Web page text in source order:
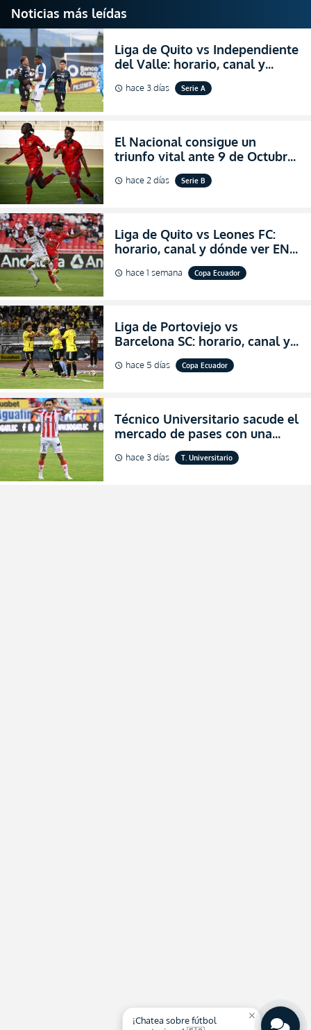
Noticias más leídas
Liga de Quito vs Independiente
del Valle: horario, canal y
dónde ver EN VIVO el
partidazo por la fecha 24 de la
schedule hace 3 días Serie A
El Nacional consigue un
triunfo vital ante 9 de Octubre
para encender la fe en la
salvación
schedule hace 2 días Serie B
Liga de Quito vs Leones FC:
horario, canal y dónde ver EN
VIVO los octavos de final de la
Copa Ecuador 2026
schedule hace 1 semana Copa Ecuador
Liga de Portoviejo vs
Barcelona SC: horario, canal y
dónde ver EN VIVO los octavos
de final de la Copa Ecuador
schedule hace 5 días Copa Ecuador
Técnico Universitario sacude el
mercado de pases con una
verdadera revolución para
asegurar la permanencia
schedule hace 3 días T. Universitario
close
¡Chatea sobre fútbol